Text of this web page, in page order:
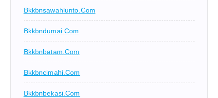
Bkkbnsawahlunto.com
Bkkbndumai.com
Bkkbnbatam.com
Bkkbncimahi.com
Bkkbnbekasi.com